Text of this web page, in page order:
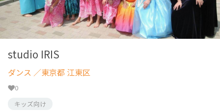
studio IRIS
ダンス ／東京都 江東区
0
キッズ向け